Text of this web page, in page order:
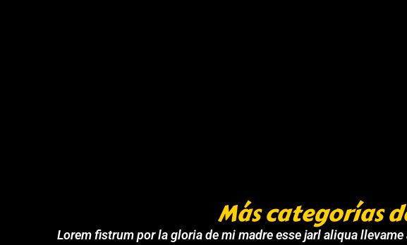
Más categorías
Lorem fistrum por la gloria de mi madre esse jarl aliqua